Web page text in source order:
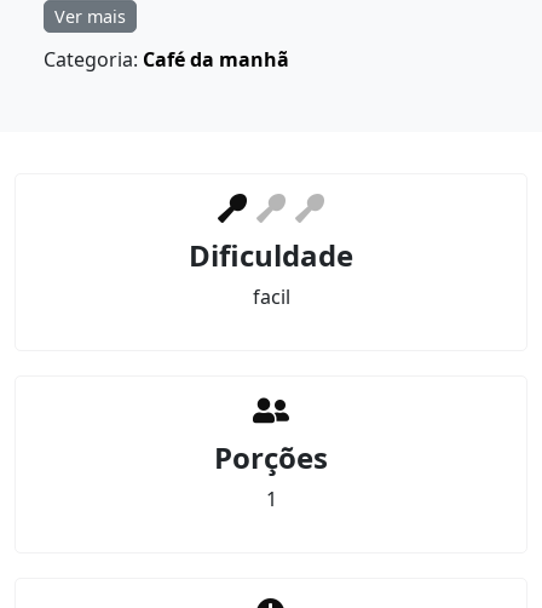
Ver mais
Categoria: Café da manhã
Dificuldade
facil
Porções
1